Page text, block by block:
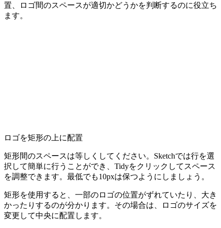
置、ロゴ間のスペースが適切かどうかを判断するのに役立ち
ます。
ロゴを矩形の上に配置
矩形間のスペースは等しくしてください。Sketchでは行を選
択して簡単に行うことができ、Tidyをクリックしてスペース
を調整できます。最低でも10pxは保つようにしましょう。
矩形を使用すると、一部のロゴの位置がずれていたり、大き
かったりするのが分かります。その場合は、ロゴのサイズを
変更して中央に配置します。